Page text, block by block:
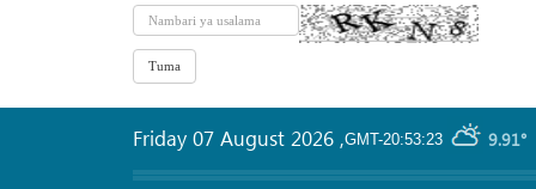
GMT-20:53:23 9.91°
Friday 07 August 2026 ,